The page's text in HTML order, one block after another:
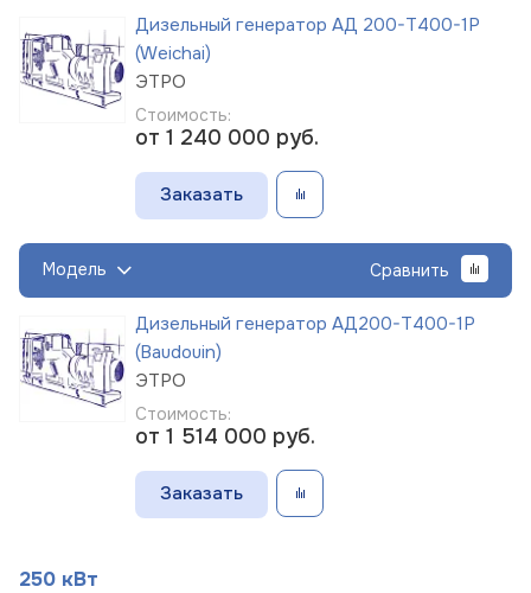
Дизельный генератор АД 200-Т400-1Р
(Weichai)
ЭТРО
Стоимость:
от 1 240 000 руб.
Заказать
Модель Сравнить
Дизельный генератор АД200-Т400-1Р
(Baudouin)
ЭТРО
Стоимость:
от 1 514 000 руб.
Заказать
250 кВт